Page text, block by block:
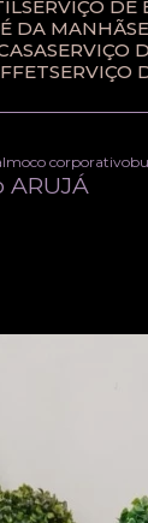
SERVIÇO
DA MANHÃ
corporativo
ARUJÁ